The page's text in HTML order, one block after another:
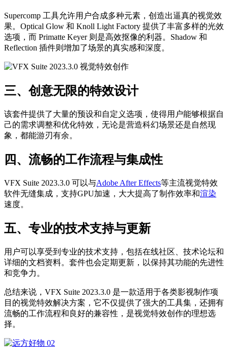
Supercomp 工具允许用户合成多种元素，创造出逼真的视觉效
果。Optical Glow 和 Knoll Light Factory 提供了丰富多样的光效
选项，而 Primatte Keyer 则是高效抠像的利器。Shadow 和
Reflection 插件则增加了场景的真实感和深度。
三、创意无限的特效设计
该套件提供了大量的预设和自定义选项，使得用户能够根据自
己的需求调整和优化特效，无论是营造科幻场景还是自然现
象，都能游刃有余。
四、流畅的工作流程与集成性
VFX Suite 2023.3.0 可以与Adobe After Effects等主流视觉特效
软件无缝集成，支持GPU加速，大大提高了制作效率和渲染
速度。
五、专业的技术支持与更新
用户可以享受到专业的技术支持，包括在线社区、技术论坛和
详细的文档资料。套件也会定期更新，以保持其功能的先进性
和竞争力。
总结来说，VFX Suite 2023.3.0 是一款适用于各类影视制作项
目的视觉特效解决方案，它不仅提供了强大的工具集，还拥有
流畅的工作流程和良好的兼容性，是视觉特效创作的理想选
择。